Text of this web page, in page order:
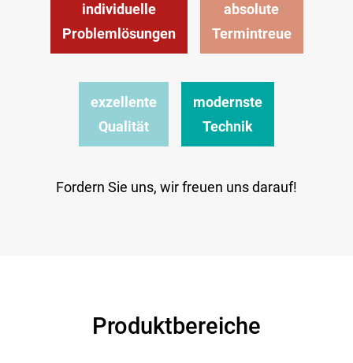
individuelle
Problemlösungen
absolute
Termintreue
exzellente
Qualität
modernste
Technik
Fordern Sie uns, wir freuen uns darauf!
Produktbereiche